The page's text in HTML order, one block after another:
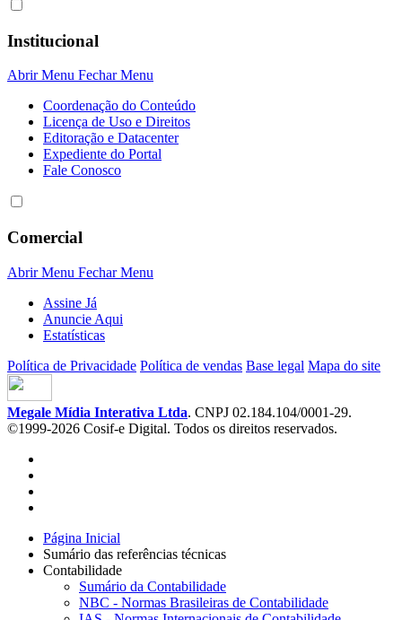
Institucional
Abrir Menu Fechar Menu
Coordenação do Conteúdo
Licença de Uso e Direitos
Editoração e Datacenter
Expediente do Portal
Fale Conosco
Comercial
Abrir Menu Fechar Menu
Assine Já
Anuncie Aqui
Estatísticas
Política de Privacidade Política de vendas Base legal Mapa do site
Megale Mídia Interativa Ltda. CNPJ 02.184.104/0001-29.
©1999-2026 Cosif-e Digital. Todos os direitos reservados.
Página Inicial
Sumário das referências técnicas
Contabilidade
Sumário da Contabilidade
NBC - Normas Brasileiras de Contabilidade